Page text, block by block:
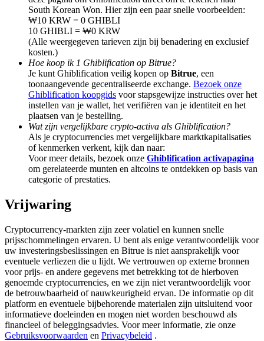
BTC Welcome Rewards
Deposit & Trade BTC to Share 25000 USDT prize pool!
Deposit CASHCAT & Win
Share 500000 CASHCAT prize pool
Exclusive for BitMart Users
Register & Trade to Win 500,000 USDT
South Korean Won. Hier zijn een paar snelle voorbeelden:
₩10 KRW = 0 GHIBLI
10 GHIBLI = ₩0 KRW
(Alle weergegeven tarieven zijn bij benadering en exclusief
kosten.)
Hoe koop ik 1 Ghiblification op Bitrue?
Je kunt Ghiblification veilig kopen op Bitrue, een
toonaangevende gecentraliseerde exchange. Bezoek onze
Ghiblification koopgids voor stapsgewijze instructies over het
instellen van je wallet, het verifiëren van je identiteit en het
plaatsen van je bestelling.
Wat zijn vergelijkbare crypto-activa als Ghiblification?
Als je cryptocurrencies met vergelijkbare marktkapitalisaties
of kenmerken verkent, kijk dan naar:
Voor meer details, bezoek onze Ghiblification activapagina
om gerelateerde munten en altcoins te ontdekken op basis van
categorie of prestaties.
Vrijwaring
Cryptocurrency-markten zijn zeer volatiel en kunnen snelle
prijsschommelingen ervaren. U bent als enige verantwoordelijk voor
uw investeringsbeslissingen en Bitrue is niet aansprakelijk voor
eventuele verliezen die u lijdt. We vertrouwen op externe bronnen
voor prijs- en andere gegevens met betrekking tot de hierboven
genoemde cryptocurrencies, en we zijn niet verantwoordelijk voor
de betrouwbaarheid of nauwkeurigheid ervan. De informatie op dit
platform en eventuele bijbehorende materialen zijn uitsluitend voor
informatieve doeleinden en mogen niet worden beschouwd als
financieel of beleggingsadvies. Voor meer informatie, zie onze
Gebruiksvoorwaarden en Privacybeleid .